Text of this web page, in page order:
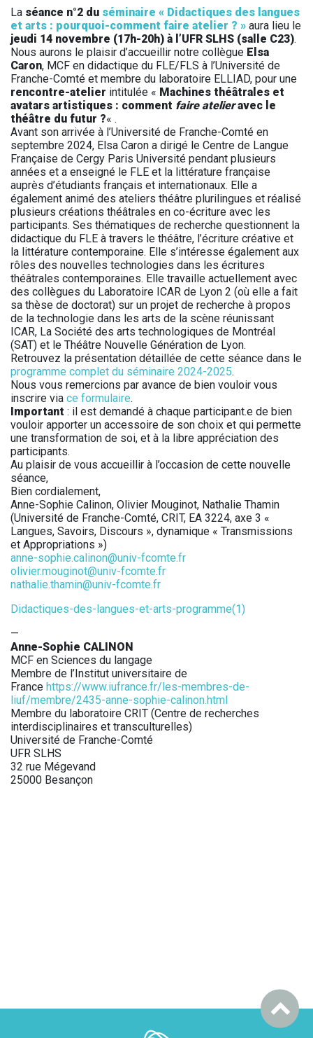
La séance n°2 du séminaire « Didactiques des langues
et arts : pourquoi-comment faire atelier ? » aura lieu le
jeudi 14 novembre (17h-20h) à l’UFR SLHS (salle C23).
Nous aurons le plaisir d’accueillir notre collègue Elsa
Caron, MCF en didactique du FLE/FLS à l’Université de
Franche-Comté et membre du laboratoire ELLIAD, pour une
rencontre-atelier intitulée « Machines théâtrales et
avatars artistiques : comment faire atelieravec le
théâtre du futur ?« .
Avant son arrivée à l’Université de Franche-Comté en
septembre 2024, Elsa Caron a dirigé le Centre de Langue
Française de Cergy Paris Université pendant plusieurs
années et a enseigné le FLE et la littérature française
auprès d’étudiants français et internationaux. Elle a
également animé des ateliers théâtre plurilingues et réalisé
plusieurs créations théâtrales en co-écriture avec les
participants. Ses thématiques de recherche questionnent la
didactique du FLE à travers le théâtre, l’écriture créative et
la littérature contemporaine. Elle s’intéresse également aux
rôles des nouvelles technologies dans les écritures
théâtrales contemporaines. Elle travaille actuellement avec
des collègues du Laboratoire ICAR de Lyon 2 (où elle a fait
sa thèse de doctorat) sur un projet de recherche à propos
de la technologie dans les arts de la scène réunissant
ICAR, La Société des arts technologiques de Montréal
(SAT) et le Théâtre Nouvelle Génération de Lyon.
Retrouvez la présentation détaillée de cette séance dans le
programme complet du séminaire 2024-2025.
Nous vous remercions par avance de bien vouloir vous
inscrire via ce formulaire.
Important : il est demandé à chaque participant.e de bien
vouloir apporter un accessoire de son choix et qui permette
une transformation de soi, et à la libre appréciation des
participants.
Au plaisir de vous accueillir à l’occasion de cette nouvelle
séance,
Bien cordialement,
Anne-Sophie Calinon, Olivier Mouginot, Nathalie Thamin
(Université de Franche-Comté, CRIT, EA 3224, axe 3 «
Langues, Savoirs, Discours », dynamique « Transmissions
et Appropriations »)
anne-sophie.calinon@univ-fcomte.fr
olivier.mouginot@univ-fcomte.fr
nathalie.thamin@univ-fcomte.fr
Didactiques-des-langues-et-arts-programme(1)
—
Anne-Sophie CALINON
MCF en Sciences du langage
Membre de l’Institut universitaire de
France https://www.iufrance.fr/les-membres-de-
liuf/membre/2435-anne-sophie-calinon.html
Membre du laboratoire CRIT (Centre de recherches
interdisciplinaires et transculturelles)
Université de Franche-Comté
UFR SLHS
32 rue Mégevand
25000 Besançon